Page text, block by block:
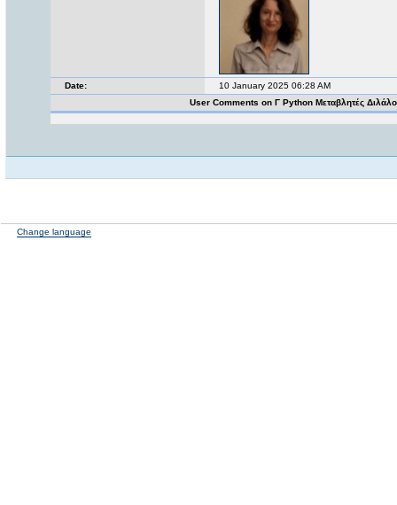
Date:
10 January 2025 06:28 AM
User Comments on Γ Python Μεταβλητές
Change language